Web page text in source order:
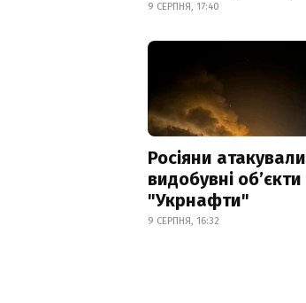
9 СЕРПНЯ, 17:40
Росіяни атакували
видобувні обʼєкти
"Укрнафти"
9 СЕРПНЯ, 16:32